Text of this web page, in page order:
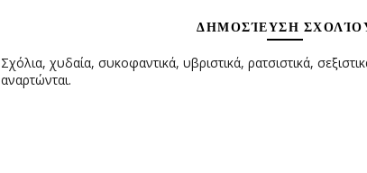
ΔΗΜΟΣΊΕΥΣΗ
Σχόλια, χυδαία, συκοφαντικά, υβριστικά, ρατσιστικά,
αναρτώνται.